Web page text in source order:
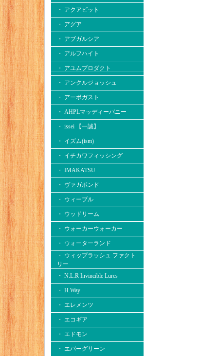
・ アクアビット
・ アグア
・ アブガルシア
・ アルフハイト
・ アユムプロダクト
・ アンクルジョッシュ
・ アーボガスト
・ AHPLマッディーバニー
・ issei 【一誠】
・ イズム(ism)
・ イチカワフィッシング
・ IMAKATSU
・ ヴァガボンド
・ ウィーブル
・ ウッドリーム
・ ウォーカーウォーカー
・ ウォーターランド
・ ウィップラッシュ ファクト
リー
・ N.L.R Invincible Lures
・ H.Way
・ エレメンツ
・ エコギア
・ エドモン
・ エバーグリーン